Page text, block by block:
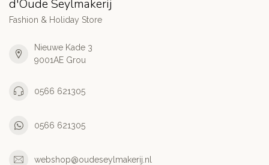
d'Oude Seylmakerij
Fashion & Holiday Store
Nieuwe Kade 3
9001AE Grou
0566 621305
0566 621305
webshop@oudeseylmakerij.nl